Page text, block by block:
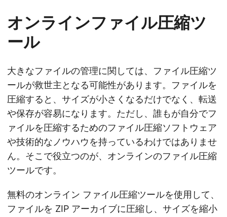
オンラインファイル圧縮ツ
ール
大きなファイルの管理に関しては、ファイル圧縮ツ
ールが救世主となる可能性があります。ファイルを
圧縮すると、サイズが小さくなるだけでなく、転送
や保存が容易になります。ただし、誰もが自分でフ
ァイルを圧縮するためのファイル圧縮ソフトウェア
や技術的なノウハウを持っているわけではありませ
ん。そこで役立つのが、オンラインのファイル圧縮
ツールです。
無料のオンライン ファイル圧縮ツールを使用して、
ファイルを ZIP アーカイブに圧縮し、サイズを縮小